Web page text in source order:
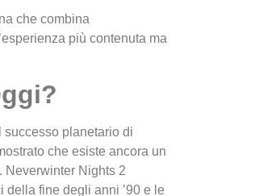
che combina
più contenuta ma
successo planetario di
che esiste ancora un
Neverwinter Nights 2
della fine degli anni ’90 e le